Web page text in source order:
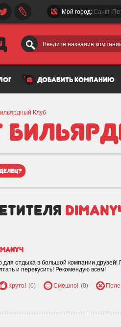
Введите название
Мой город: Санкт-
добавить компанию
Клуб
отдыха в большой компании друзей!
и перекусить! Рекомендую всем!
Круто! (0) Смешно! (0)